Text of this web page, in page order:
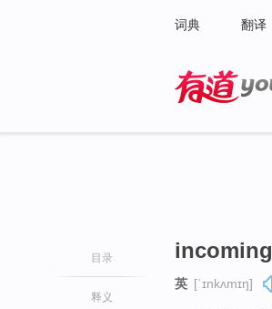
词典 翻译
目录
释义
incoming
英 [ˈɪnkʌmɪŋ]